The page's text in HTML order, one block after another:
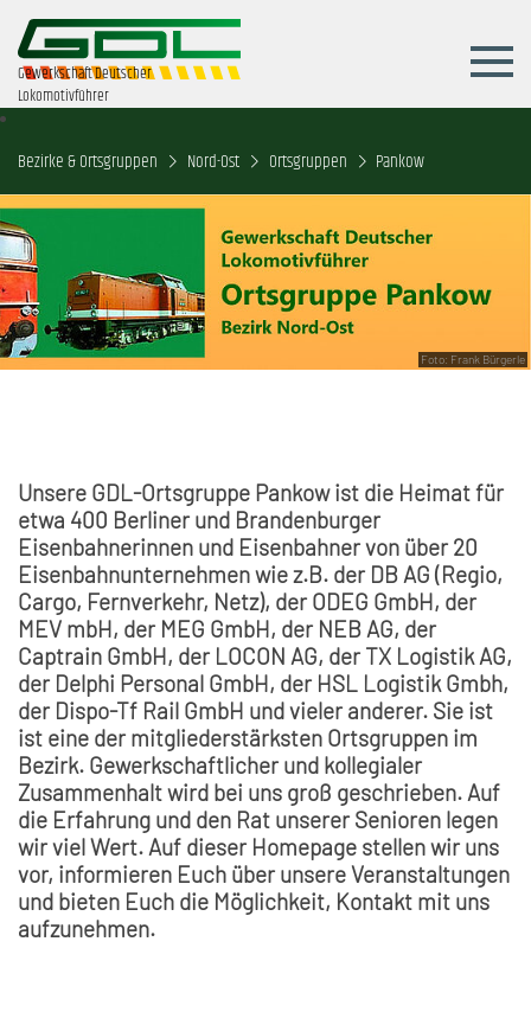
Gewerkschaft Deutscher
Lokomotivführer
Bezirke & Ortsgruppen Nord-Ost Ortsgruppen Pankow
Foto: Frank Bürgerle
Unsere GDL-Ortsgruppe Pankow ist die Heimat für
etwa 400 Berliner und Brandenburger
Eisenbahnerinnen und Eisenbahner von über 20
Eisenbahnunternehmen wie z.B. der DB AG (Regio,
Cargo, Fernverkehr, Netz), der ODEG GmbH, der
MEV mbH, der MEG GmbH, der NEB AG, der
Captrain GmbH, der LOCON AG, der TX Logistik AG,
der Delphi Personal GmbH, der HSL Logistik Gmbh,
der Dispo-Tf Rail GmbH und vieler anderer. Sie ist
ist eine der mitgliederstärksten Ortsgruppen im
Bezirk. Gewerkschaftlicher und kollegialer
Zusammenhalt wird bei uns groß geschrieben. Auf
die Erfahrung und den Rat unserer Senioren legen
wir viel Wert. Auf dieser Homepage stellen wir uns
vor, informieren Euch über unsere Veranstaltungen
und bieten Euch die Möglichkeit, Kontakt mit uns
aufzunehmen.